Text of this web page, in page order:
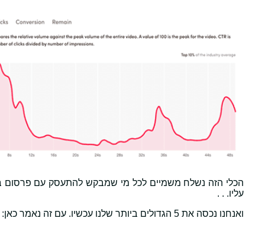
הכלי הזה נשלח משמיים לכל מי שמבקש להתעסק עם פרסום
עליו. . .
ואנחנו נכסה את 5 הגדולים ביותר שלנו עכשיו. עם זה נאמר כאן: